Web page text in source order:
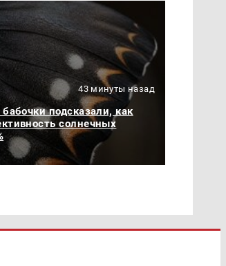
43 минуты назад
подсказали, как
солнечных